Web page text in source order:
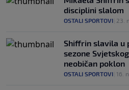
disciplini slalom
OSTALI SPORTOVI 23.
Shiffrin slavila u
sezone
neobičan poklon
OSTALI SPORTOVI 16.